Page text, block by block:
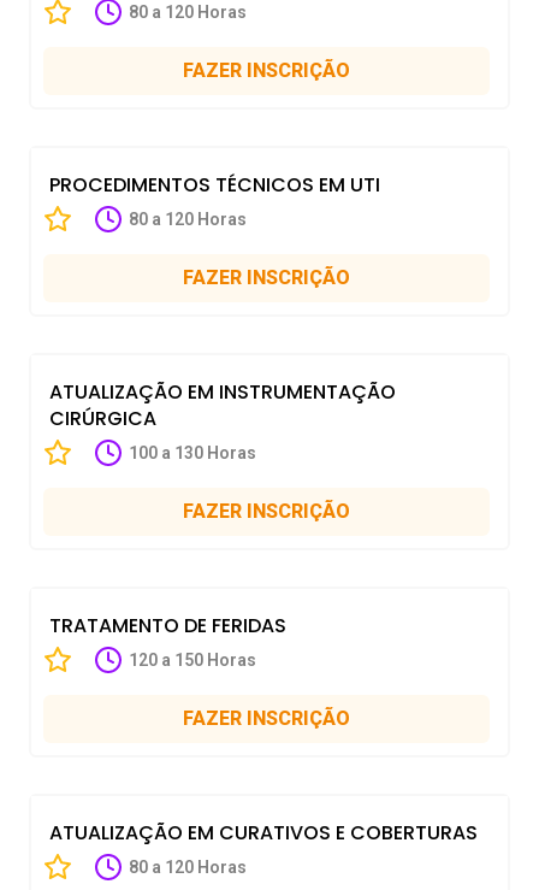
80 a 120 Horas
FAZER INSCRIÇÃO
PROCEDIMENTOS TÉCNICOS EM UTI
80 a 120 Horas
FAZER INSCRIÇÃO
ATUALIZAÇÃO EM INSTRUMENTAÇÃO
CIRÚRGICA
100 a 130 Horas
FAZER INSCRIÇÃO
TRATAMENTO DE FERIDAS
120 a 150 Horas
FAZER INSCRIÇÃO
ATUALIZAÇÃO EM CURATIVOS E COBERTURAS
80 a 120 Horas